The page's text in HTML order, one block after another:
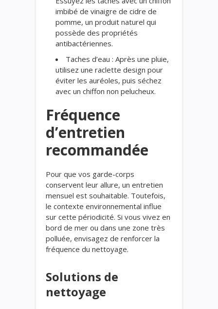
imbibé de vinaigre de cidre de
pomme, un produit naturel qui
possède des propriétés
antibactériennes.
Taches d’eau : Après une pluie,
utilisez une raclette design pour
éviter les auréoles, puis séchez
avec un chiffon non pelucheux.
Fréquence
d’entretien
recommandée
Pour que vos garde-corps
conservent leur allure, un entretien
mensuel est souhaitable. Toutefois,
le contexte environnemental influe
sur cette périodicité. Si vous vivez en
bord de mer ou dans une zone très
polluée, envisagez de renforcer la
fréquence du nettoyage.
Solutions de
nettoyage